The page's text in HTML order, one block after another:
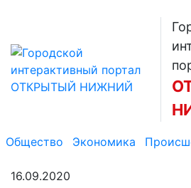
Общество Экономика
16.09.2020